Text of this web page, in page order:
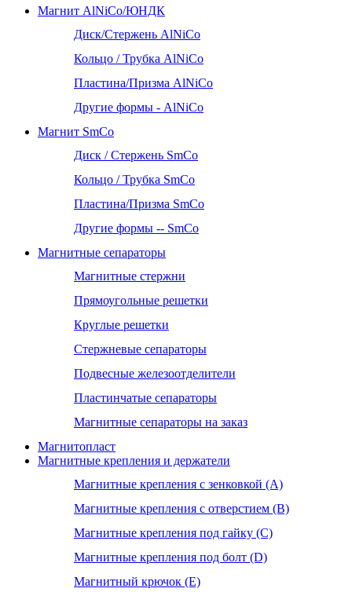
Магнит AlNiCo/ЮНДК
Диск/Стержень AlNiCo
Кольцо / Трубка AlNiCo
Пластина/Призма AlNiCo
Другие формы - AlNiCo
Магнит SmCo
Диск / Стержень SmCo
Кольцо / Трубка SmCo
Пластина/Призма SmCo
Другие формы -- SmCo
Магнитные сепараторы
Магнитные стержни
Прямоугольные решетки
Круглые решетки
Стержневые сепараторы
Подвесные железоотделители
Пластинчатые сепараторы
Магнитные сепараторы на заказ
Магнитопласт
Магнитные крепления и держатели
Магнитные крепления с зенковкой (А)
Магнитные крепления с отверстием (В)
Магнитные крепления под гайку (С)
Магнитные крепления под болт (D)
Магнитный крючок (Е)